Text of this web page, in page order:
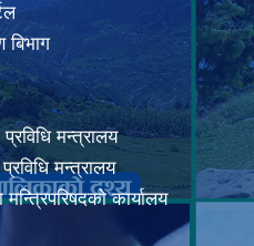
बिभाग
प्रविधि मन्त्रालय
मन्त्रालय
कार्यालय